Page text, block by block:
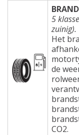
5
zuinig).
Het
de
CO2.